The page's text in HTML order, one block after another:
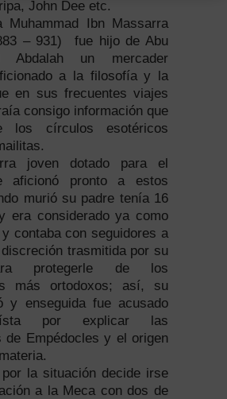
John Dee etc.
Muhammad Ibn Massarra
– 931) fue hijo de Abu
Abdalah un mercader
a la filosofía y la
en sus frecuentes viajes
consigo información que
los círculos esotéricos
joven dotado para el
aficionó pronto a estos
murió su padre tenía 16
era considerado ya como
contaba con seguidores a
trasmitida por su
protegerle de los
más ortodoxos; así, su
y enseguida fue acusado
por explicar las
de Empédocles y el origen
por la situación decide irse
a la Meca con dos de